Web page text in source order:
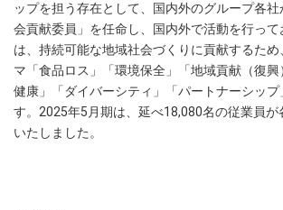
ップを担う存在として、国内外のグループ各
会貢献委員」を任命し、国内外で活動を行っ
は、持続可能な地域社会づくりに貢献するた
マ「食品ロス」「環境保全」「地域貢献（復興
健康」「ダイバーシティ」「パートナーシップ
す。2025年5月期は、延べ18,080名の従業員が
いたしました。